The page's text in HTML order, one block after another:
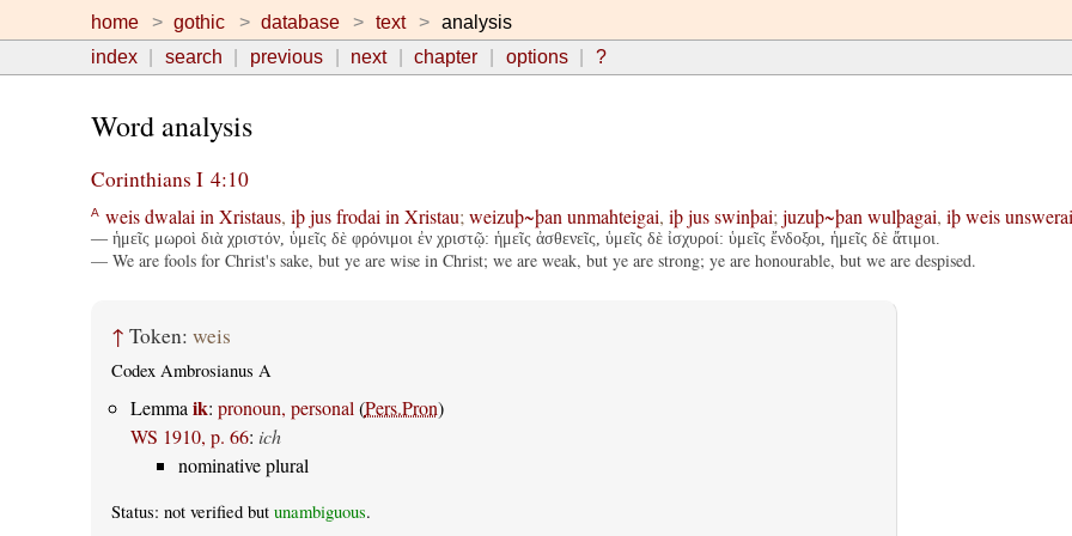
home gothic database text
analysis
index
search previous next chapter options ?
Word analysis
Corinthians I 4:10
A weis dwalai in Xristaus, iþ jus frodai in Xristau; weizuþ~þan unmahteigai, iþ jus swinþai; juzuþ~þan wulþagai, iþ weis unswerai
— ἡμεῖς μωροὶ διὰ χριστόν, ὑμεῖς δὲ φρόνιμοι ἐν χριστῷ: ἡμεῖς ἀσθενεῖς, ὑμεῖς δὲ ἰσχυροί: ὑμεῖς ἔνδοξοι, ἡμεῖς δὲ ἄτιμοι.
— We are fools for Christ's sake, but ye are wise in Christ; we are weak, but ye are strong; ye are honourable, but we are despised.
↑ Token: weis
Codex Ambrosianus A
Lemma ik: pronoun, personal (Pers.Pron)
WS 1910, p. 66: ich
nominative plural
Status: not verified but unambiguous.